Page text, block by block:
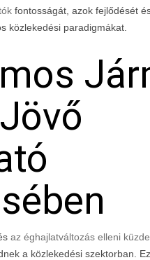
fontosságát, azok fejlődését
közlekedési paradigmákat.
az éghajlatváltozás elleni
a közlekedési szektorban.